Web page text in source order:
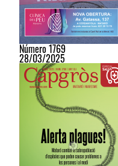
Número 1769
28/03/2025